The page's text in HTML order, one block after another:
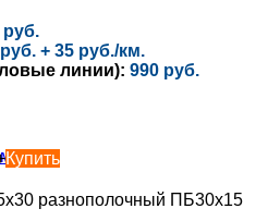
руб.
+ 35 руб./км.
линии): 990 руб.
Купить